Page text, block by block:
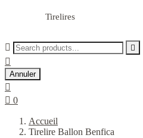
Tirelires
 

Annuler

 0
Accueil
Tirelire Ballon Benfica